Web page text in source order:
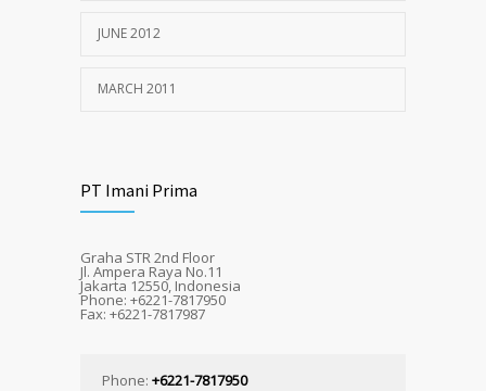
JUNE 2012
MARCH 2011
PT Imani Prima
Graha STR 2nd Floor
Jl. Ampera Raya No.11
Jakarta 12550, Indonesia
Phone: +6221-7817950
Fax: +6221-7817987
Phone: +6221-7817950